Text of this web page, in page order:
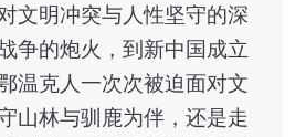
文明冲突与人性坚守的深
争的炮火，到新中国成立
温克人一次次被迫面对文
山林与驯鹿为伴，还是走